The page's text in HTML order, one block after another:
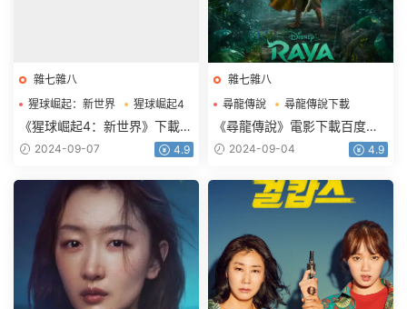
雜七雜八
猩球崛起：新世界
猩球崛起4
猩球崛起4下載
《猩球崛起4：新世界》下載電
影百度網盤BD國英雙語雙字
2024-09-07 4.9
雜七雜八
尋龍傳說
尋龍傳說下載
尋龍傳說電影下載
《尋龍傳說》電影下載百度網
盤2021藍光國語英雙字
2024-09-04 4.9